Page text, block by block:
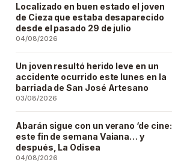
Localizado en buen estado el joven
de Cieza que estaba desaparecido
desde el pasado 29 de julio
04/08/2026
Un joven resultó herido leve en un
accidente ocurrido este lunes en la
barriada de San José Artesano
03/08/2026
Abarán sigue con un verano ‘de cine:
este fin de semana Vaiana… y
después, La Odisea
04/08/2026